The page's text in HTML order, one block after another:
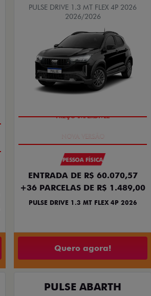
PULSE DRIVE 1.3 MT FLEX 4P 2026
2026/2026
PREÇO IMPERDÍVEL
PESSOA FÍSICA
ENTRADA DE R$ 60.070,57
+36 PARCELAS DE R$ 1.489,00
PULSE DRIVE 1.3 MT FLEX 4P 2026
Quero agora!
PULSE ABARTH